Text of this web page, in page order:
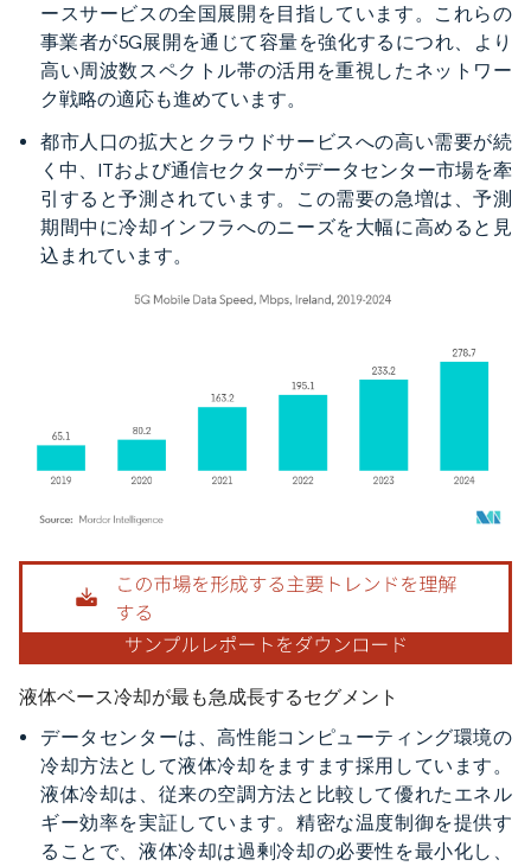
ースサービスの全国展開を目指しています。これらの
事業者が5G展開を通じて容量を強化するにつれ、より
高い周波数スペクトル帯の活用を重視したネットワー
ク戦略の適応も進めています。
都市人口の拡大とクラウドサービスへの高い需要が続
く中、ITおよび通信セクターがデータセンター市場を牽
引すると予測されています。この需要の急増は、予測
期間中に冷却インフラへのニーズを大幅に高めると見
込まれています。
画像 © Mordor Intelligence。再利用にはCC BY 4.0の表示が必要です。
液体ベース冷却が最も急成長するセグメント
データセンターは、高性能コンピューティング環境の
冷却方法として液体冷却をますます採用しています。
液体冷却は、従来の空調方法と比較して優れたエネル
ギー効率を実証しています。精密な温度制御を提供す
ることで、液体冷却は過剰冷却の必要性を最小化し、